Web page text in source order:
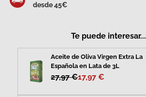
desde 45€
Te puede interesar...
Aceite de Oliva Virgen Extra La
Española en Lata de 3L
27,97 €17,97 €